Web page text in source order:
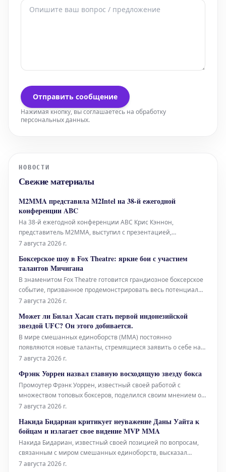
Отправить сообщение
Нажимая кнопку, вы соглашаетесь на обработку
персональных данных.
НОВОСТИ
Свежие материалы
M2MMA представила M2Intel на 38-й ежегодной
конференции ABC
На 38-й ежегодной конференции ABC Крис Кэннон,
представитель M2MMA, выступил с презентацией,
посвященной революционной операционной системе
передовых разработок и их потенциального влияния на
развитие отрасли. Выступление Криса Кэннона
7 августа 2026 г.
Боксерское шоу в Fox Theatre: яркие бои с участием
талантов Мичигана
В знаменитом Fox Theatre готовится грандиозное боксерское
событие, призванное продемонстрировать весь потенциал
бойцов из штата Мичиган. Зрителей ожидают зрелищные
бокса, которые сойдутся в противостояниях, обещающих
стать знаковыми.
7 августа 2026 г.
Может ли Билал Хасан стать первой индонезийской
звездой UFC? Он этого добивается.
В мире смешанных единоборств (MMA) постоянно
появляются новые таланты, стремящиеся заявить о себе на
мировой арене. Одним из таких восходящих имен является
в историю как первая крупная звезда из Индонезии в
Абсолютном бойцовском чемпиона
7 августа 2026 г.
Фрэнк Уоррен назвал главную восходящую звезду бокса
Промоутер Фрэнк Уоррен, известный своей работой с
множеством топовых боксеров, поделился своим мнением о
том, кто является самой "горячей" восходящей звездой в
его слова заставили многих предположить, что речь идет о
юном даровании Мозе
7 августа 2026 г.
Накида Бидариан критикует неуважение Даны Уайта к
бойцам и излагает свое видение MVP MMA
Накида Бидариан, известный своей позицией по вопросам,
связанным с миром смешанных единоборств, высказал
резкую критику в адрес главы UFC Даны Уайта. По мнению
7 августа 2026 г.